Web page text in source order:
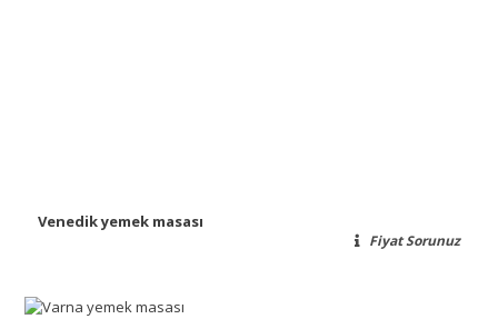
Venedik yemek masası
Fiyat Sorunuz